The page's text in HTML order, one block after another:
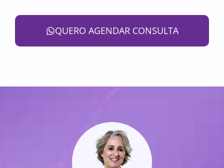
QUERO AGENDAR CONSULTA